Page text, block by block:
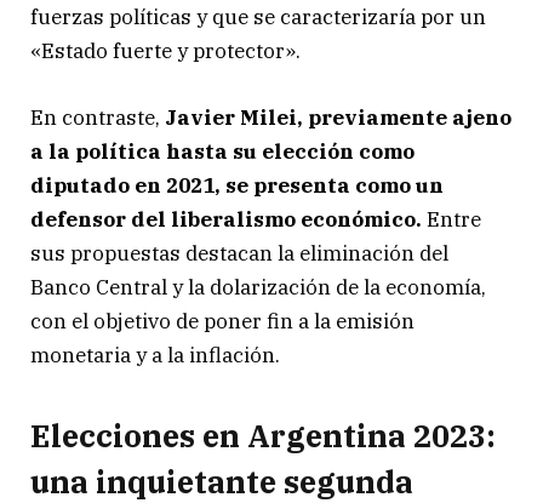
fuerzas políticas y que se caracterizaría por un
«Estado fuerte y protector».
En contraste, Javier Milei, previamente ajeno
a la política hasta su elección como
diputado en 2021, se presenta como un
defensor del liberalismo económico. Entre
sus propuestas destacan la eliminación del
Banco Central y la dolarización de la economía,
con el objetivo de poner fin a la emisión
monetaria y a la inflación.
Elecciones en Argentina 2023:
una inquietante segunda